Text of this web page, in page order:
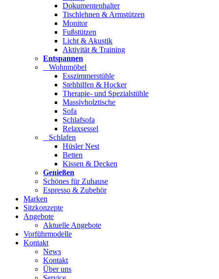
Dokumentenhalter
Tischlehnen & Armstützen
Monitor
Fußstützen
Licht & Akustik
Aktivität & Training
Entspannen
Wohnmöbel
Esszimmerstühle
Stehhilfen & Hocker
Therapie- und Spezialstühle
Massivholztische
Sofa
Schlafsofa
Relaxsessel
Schlafen
Hüsler Nest
Betten
Kissen & Decken
Genießen
Schönes für Zuhause
Espresso & Zubehör
Marken
Sitzkonzepte
Angebote
Aktuelle Angebote
Vorführmodelle
Kontakt
News
Kontakt
Über uns